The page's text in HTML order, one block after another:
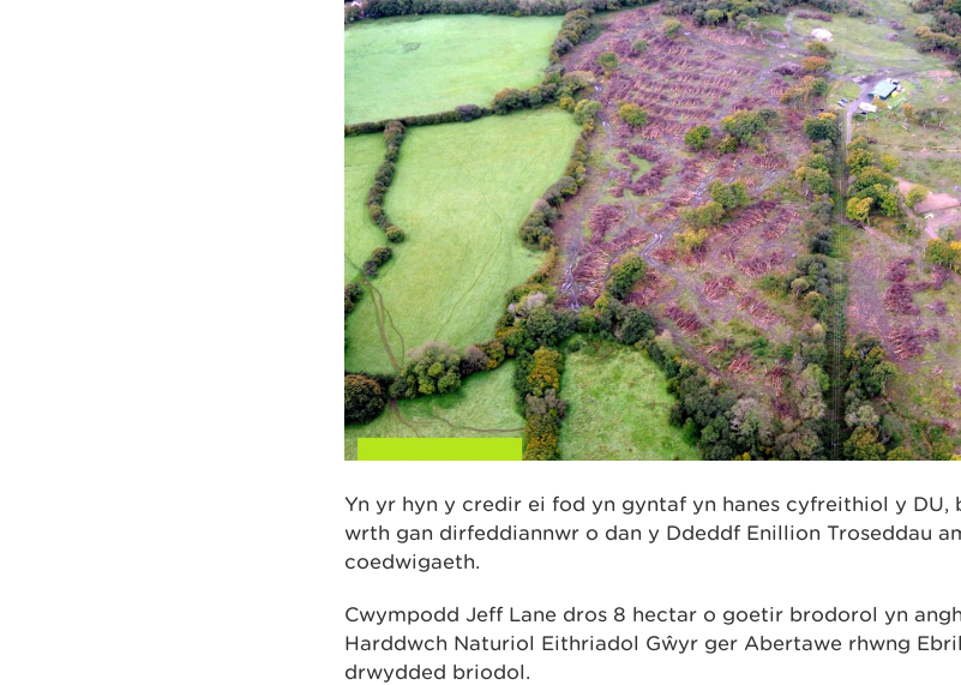
Yn yr hyn y credir ei fod yn gyntaf yn hanes cyfreithiol y DU,
wrth gan dirfeddiannwr o dan y Ddeddf Enillion Troseddau
coedwigaeth.
Cwympodd Jeff Lane dros 8 hectar o goetir brodorol yn
Harddwch Naturiol Eithriadol Gŵyr ger Abertawe rhwng
drwydded briodol.